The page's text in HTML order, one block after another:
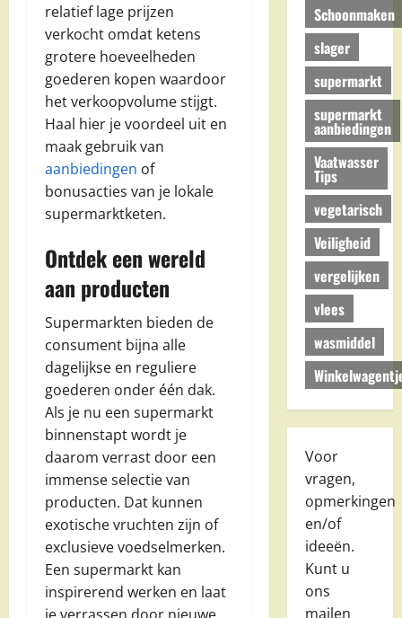
relatief lage prijzen
verkocht omdat ketens
grotere hoeveelheden
goederen kopen waardoor
het verkoopvolume stijgt.
Haal hier je voordeel uit en
maak gebruik van
aanbiedingen of
bonusacties van je lokale
supermarktketen.
Ontdek een wereld
aan producten
Supermarkten bieden de
consument bijna alle
dagelijkse en reguliere
goederen onder één dak.
Als je nu een supermarkt
binnenstapt wordt je
daarom verrast door een
immense selectie van
producten. Dat kunnen
exotische vruchten zijn of
exclusieve voedselmerken.
Een supermarkt kan
inspirerend werken en laat
je verrassen door nieuwe
Schoonmaken
slager
supermarkt
supermarkt
aanbiedingen
Vaatwasser
Tips
vegetarisch
Veiligheid
vergelijken
vlees
wasmiddel
Voor
vragen,
opmerkingen
en/of
ideeën.
Kunt u
ons
mailen